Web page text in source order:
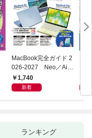
MacBook完全ガイド 2
026-2027 Neo／Air
／Pro対応
1,740
新着
X/
ランキング